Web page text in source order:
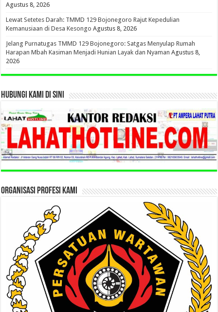
Agustus 8, 2026
Lewat Setetes Darah: TMMD 129 Bojonegoro Rajut Kepedulian
Kemanusiaan di Desa Kesongo Agustus 8, 2026
Jelang Purnatugas TMMD 129 Bojonegoro: Satgas Menyulap Rumah
Harapan Mbah Kasiman Menjadi Hunian Layak dan Nyaman Agustus 8,
2026
HUBUNGI KAMI DI SINI
ORGANISASI PROFESI KAMI